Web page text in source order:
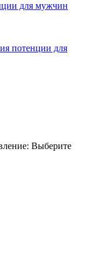
для мужчин
потенции для
Выберите